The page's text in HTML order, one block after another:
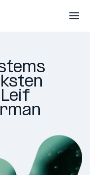
Leif